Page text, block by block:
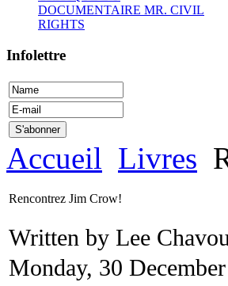
DOCUMENTAIRE MR. CIVIL
RIGHTS
Infolettre
Accueil Livres
Rencontrez Jim Crow!
Written by Lee
Monday, 30